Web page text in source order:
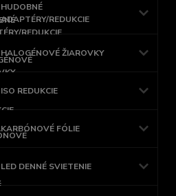
HUDOBNÉ
ADAPTÉRY/REDUKCIE
HALOGÉNOVÉ ŽIAROVKY
ISO REDUKCIE
KARBÓNOVÉ FÓLIE
LED DENNÉ SVIETENIE